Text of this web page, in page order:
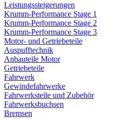
Leistungssteigerungen
Krumm-Performance Stage 1
Krumm-Performance Stage 2
Krumm-Performance Stage 3
Motor- und Getriebeteile
Auspufftechnik
Anbauteile Motor
Getriebeteile
Fahrwerk
Gewindefahrwerke
Fahrwerksteile und Zubehör
Fahrwerksbuchsen
Bremsen